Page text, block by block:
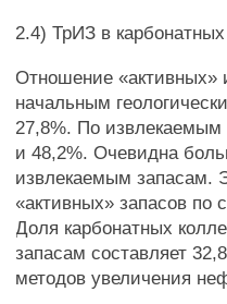
2.4) ТрИЗ в карбонатных
Отношение «активных»
начальным
27,8%. По
и 48,2%. Очевидна
извлекаемым запасам.
«активных» запасов
Доля карбонатных
запасам составляет
методов увеличения